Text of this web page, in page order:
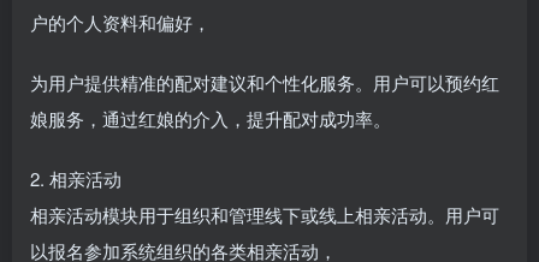
户的个人资料和偏好，
为用户提供精准的配对建议和个性化服务。用户可以预约红
娘服务，通过红娘的介入，提升配对成功率。
2. 相亲活动
相亲活动模块用于组织和管理线下或线上相亲活动。用户可
以报名参加系统组织的各类相亲活动，